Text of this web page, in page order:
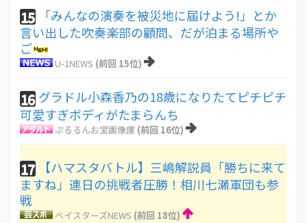
15
「みんなの演奏を被災地に届けよう!」とか
言い出した吹奏楽部の顧問、だが泊まる場所や
ご
U-1NEWS (前回 15位)
16 グラドル小森香乃の18歳になりたてピチピチ
可愛すぎボディがたまらんち
ぷるるんお宝画像庫 (前回 16位)
17
【ハマスタバトル】三嶋解説員「勝ちに来て
ますね」連日の挑戦者圧勝！相川七瀬軍団も参
戦
ベイスターズNEWS (前回 18位)